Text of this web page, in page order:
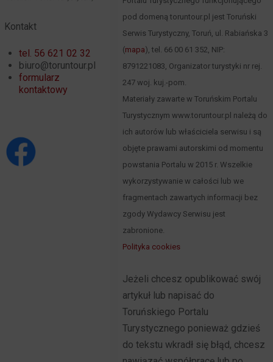
Kontakt
tel. 56 621 02 32
biuro@toruntour.pl
formularz
kontaktowy
pod domeną toruntour.pl jest Toruński
Serwis Turystyczny, Toruń, ul. Rabiańska 3
(mapa), tel. 66 00 61 352, NIP:
8791221083, Organizator turystyki nr rej.
247 woj. kuj.-pom.
Materiały zawarte w Toruńskim Portalu
Turystycznym www.toruntour.pl należą do
ich autorów lub właściciela serwisu i są
objęte prawami autorskimi od momentu
powstania Portalu w 2015 r. Wszelkie
wykorzystywanie w całości lub we
fragmentach zawartych informacji bez
zgody Wydawcy Serwisu jest
zabronione.
Polityka cookies
Jeżeli chcesz opublikować swój
artykuł lub napisać do
Toruńskiego Portalu
Turystycznego ponieważ gdzieś
do tekstu wkradł się błąd, chcesz